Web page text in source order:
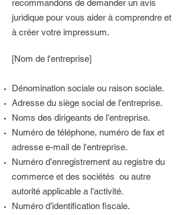
recommandons de demander un avis
juridique pour vous aider à comprendre et
à créer votre impressum.
[Nom de l'entreprise]
Dénomination sociale ou raison sociale.
Adresse du siège social de l’entreprise.
Noms des dirigeants de l’entreprise.
Numéro de téléphone, numéro de fax et
adresse e-mail de l'entreprise.
Numéro d’enregistrement au registre du
commerce et des sociétés ou autre
autorité applicable a l’activité.
Numéro d’identification fiscale.